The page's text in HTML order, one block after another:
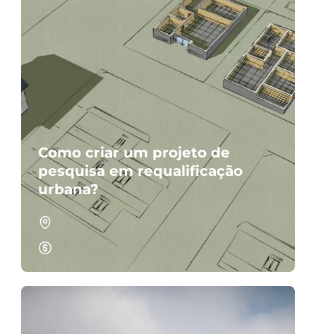
Como criar um projeto de
pesquisa em requalificação
urbana?